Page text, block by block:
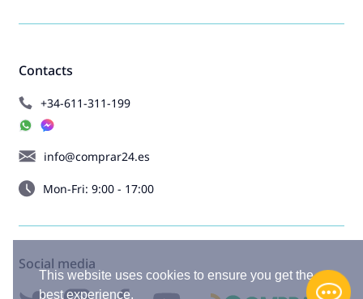
This website uses cookies to ensure you get the
best experience.
Contacts
+34-611-311-199
info@comprar24.es
Mon-Fri: 9:00 - 17:00
Social media